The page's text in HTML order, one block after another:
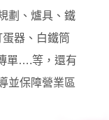
劃、爐具、鐵
器、白鐵筒
單….等，還有
並保障營業區